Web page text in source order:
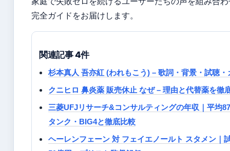
完全ガイドをお届けします。
関連記事 4件
杉本真人 吾亦紅 (われもこう) – 歌詞・背景・試聴
クニヒロ 鼻炎薬 販売休止 なぜ – 理由と代替薬を徹
三菱UFJリサーチ&コンサルティングの年収｜平均
タンク・BIG4と徹底比較
ヘーレンフェーン 対 フェイエノールト スタメン｜